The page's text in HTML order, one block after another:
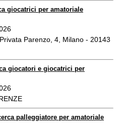
giocatrici per amatoriale
Parenzo, 4, Milano - 20143
giocatori e giocatrici per
palleggiatore per amatoriale